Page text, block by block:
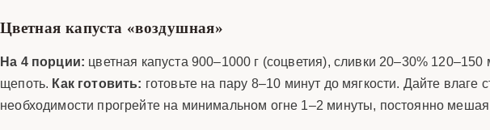
Цветная капуста «воздушная»
На 4 порции: цветная капуста 900–1000 г (соцветия), сливки 20–30%
щепоть. Как готовить: готовьте на пару 8–10 минут до мягкости. Дайте
необходимости прогрейте на минимальном огне 1–2 минуты, постоянно